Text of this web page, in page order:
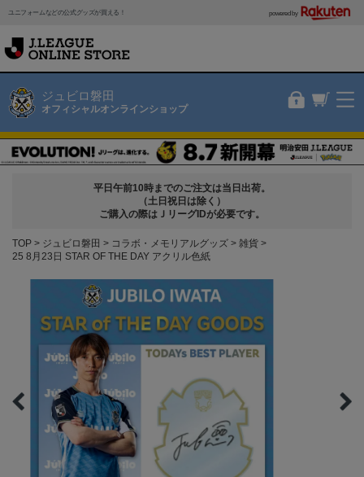
ユニフォームなどの公式グッズが買える！ powered by
ジュビロ磐田
オフィシャルオンラインショップ
平日午前10時までのご注文は当日出荷。
（土日祝日は除く）
ご購入の際はＪリーグIDが必要です。
TOP ジュビロ磐田 コラボ・メモリアルグッズ
雑貨
25 8月23日 STAR OF THE DAY アクリル色紙